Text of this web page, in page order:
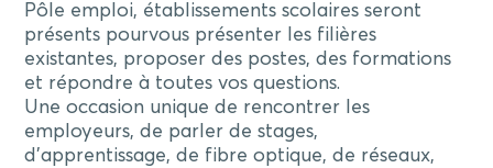
Pôle emploi, établissements scolaires seront
présents pourvous présenter les filières
existantes, proposer des postes, des formations
et répondre à toutes vos questions.
Une occasion unique de rencontrer les
employeurs, de parler de stages,
d’apprentissage, de fibre optique, de réseaux,